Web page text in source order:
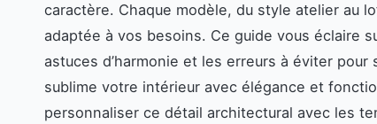
caractère. Chaque modèle, du style atelier au
adaptée à vos besoins. Ce guide vous éclaire
astuces d’harmonie et les erreurs à éviter
sublime votre intérieur avec élégance et
personnaliser ce détail architectural avec les